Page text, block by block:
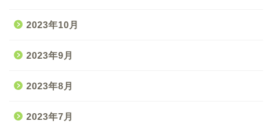
2023年10月
2023年9月
2023年8月
2023年7月